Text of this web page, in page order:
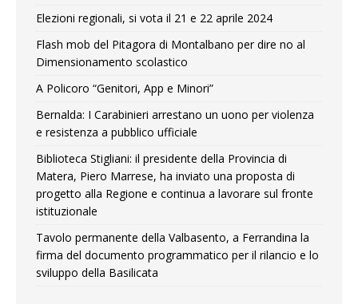
Elezioni regionali, si vota il 21 e 22 aprile 2024
Flash mob del Pitagora di Montalbano per dire no al
Dimensionamento scolastico
A Policoro “Genitori, App e Minori”
Bernalda: I Carabinieri arrestano un uono per violenza
e resistenza a pubblico ufficiale
Biblioteca Stigliani: il presidente della Provincia di
Matera, Piero Marrese, ha inviato una proposta di
progetto alla Regione e continua a lavorare sul fronte
istituzionale
Tavolo permanente della Valbasento, a Ferrandina la
firma del documento programmatico per il rilancio e lo
sviluppo della Basilicata